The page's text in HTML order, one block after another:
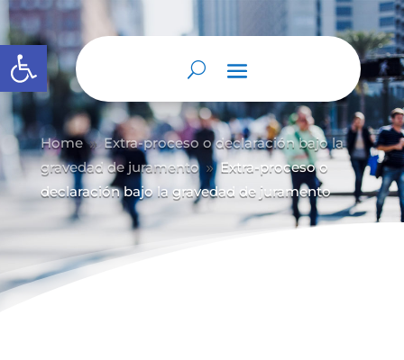
Abrir barra de herramientas
Home 9 Extra-proceso o declaración bajo la
gravedad de juramento 9 Extra-proceso o
declaración bajo la gravedad de juramento